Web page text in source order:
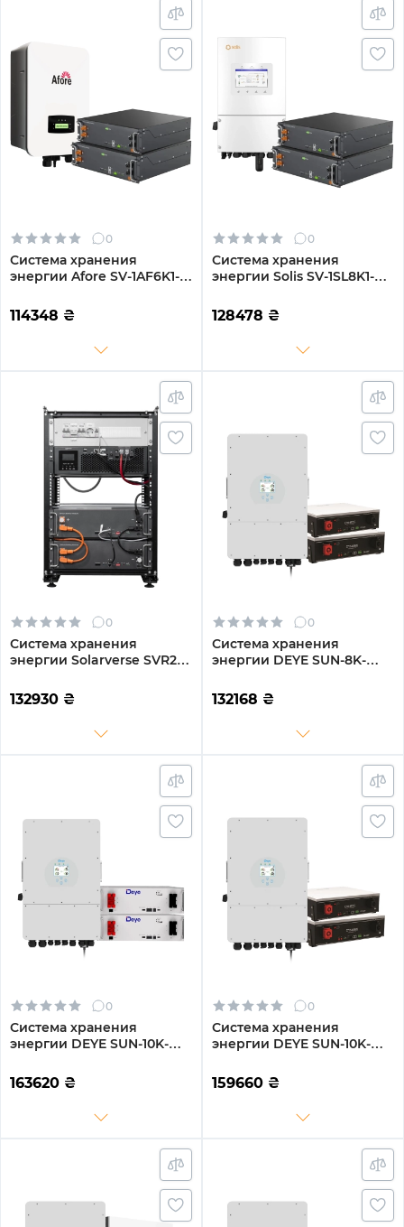
0
Система хранения
энергии Afore SV-1AF6K1-
2BAT LiFePO4 6000
циклов (SV-1AF6K1-
114348 ₴
0
Система хранения
энергии Solis SV-1SL8K1-
2BAT LiFePO4 6000
циклов (SV-1SL8K1-
128478 ₴
0
Система хранения
энергии Solarverse SVR20-
10.2kWh 2BAT LiFePO4
6000 циклов (SVR20-
132930 ₴
0
Система хранения
энергии DEYE SUN-8K-
W 8000W 10.24kh 2BAT
LiFePO4 6000 циклов
132168 ₴
0
Система хранения
энергии DEYE SUN-10K-
10000W 10.24kh 2BAT
LiFePO4 6000 циклов
163620 ₴
0
Система хранения
энергии DEYE SUN-10K-
LFP-W 10000W 10.24kh
2BAT LiFePO4 6000
159660 ₴